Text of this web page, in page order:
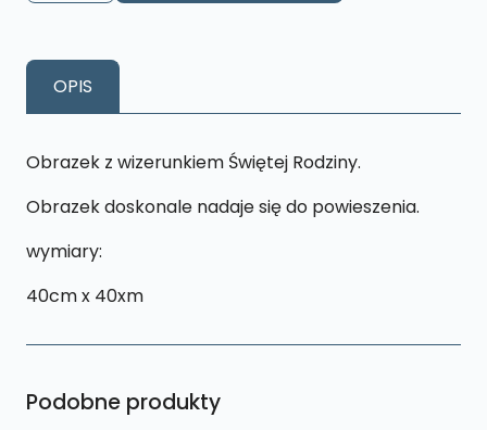
Rodzina
K24
L
OPIS
Obrazek z wizerunkiem Świętej Rodziny.
Obrazek doskonale nadaje się do powieszenia.
wymiary:
40cm x 40xm
Podobne produkty